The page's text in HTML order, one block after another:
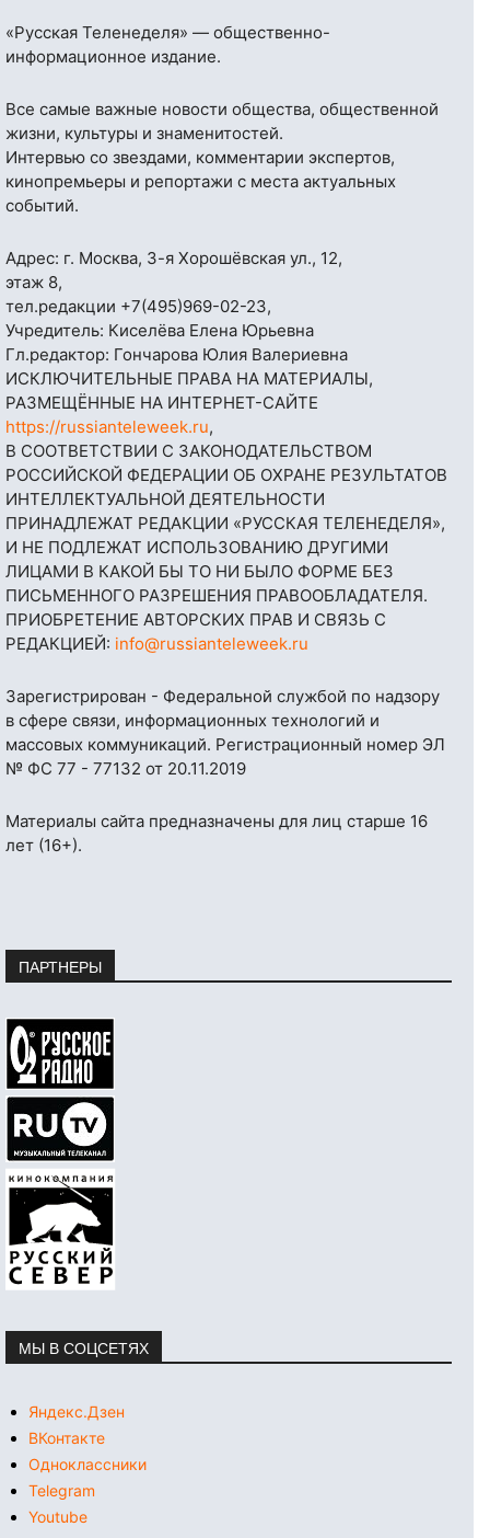
«Русская Теленеделя» — общественно-
информационное издание.
Все самые важные новости общества, общественной
жизни, культуры и знаменитостей.
Интервью со звездами, комментарии экспертов,
кинопремьеры и репортажи с места актуальных
событий.
Адрес: г. Москва, 3-я Хорошёвская ул., 12,
этаж 8,
тел.редакции +7(495)969-02-23,
Учредитель: Киселёва Елена Юрьевна
Гл.редактор: Гончарова Юлия Валериевна
ИСКЛЮЧИТЕЛЬНЫЕ ПРАВА НА МАТЕРИАЛЫ,
РАЗМЕЩЁННЫЕ НА ИНТЕРНЕТ-САЙТЕ
https://russianteleweek.ru,
В СООТВЕТСТВИИ С ЗАКОНОДАТЕЛЬСТВОМ
РОССИЙСКОЙ ФЕДЕРАЦИИ ОБ ОХРАНЕ РЕЗУЛЬТАТОВ
ИНТЕЛЛЕКТУАЛЬНОЙ ДЕЯТЕЛЬНОСТИ
ПРИНАДЛЕЖАТ РЕДАКЦИИ «РУССКАЯ ТЕЛЕНЕДЕЛЯ»,
И НЕ ПОДЛЕЖАТ ИСПОЛЬЗОВАНИЮ ДРУГИМИ
ЛИЦАМИ В КАКОЙ БЫ ТО НИ БЫЛО ФОРМЕ БЕЗ
ПИСЬМЕННОГО РАЗРЕШЕНИЯ ПРАВООБЛАДАТЕЛЯ.
ПРИОБРЕТЕНИЕ АВТОРСКИХ ПРАВ И СВЯЗЬ С
РЕДАКЦИЕЙ: info@russianteleweek.ru
Зарегистрирован - Федеральной службой по надзору
в сфере связи, информационных технологий и
массовых коммуникаций. Регистрационный номер ЭЛ
№ ФС 77 - 77132 от 20.11.2019
Материалы сайта предназначены для лиц старше 16
лет (16+).
ПАРТНЕРЫ
МЫ В СОЦСЕТЯХ
Яндекс.Дзен
ВКонтакте
Одноклассники
Telegram
Youtube